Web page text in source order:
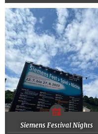
Siemens Festival Nights